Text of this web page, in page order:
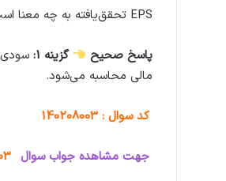
EPS تحقق‌یافته به چه معنا است؟ (برای پیدا کردن جواب به مطلب “EPS و DPS چیست؟” مراجعه کنید.)
پاسخ صحیح گزینه 1:
سودی
مالی محاسبه می‌شود.
کد سوال : 140208003
جهت مشاهده جواب سوال